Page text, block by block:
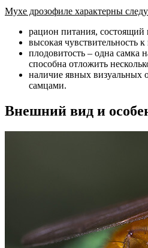
Мухе дрозофиле характерны
рацион питания, состоящий
высокая чувствительность
плодовитость – одна самка
способна отложить
наличие явных визуальных
самцами.
Внешний вид и